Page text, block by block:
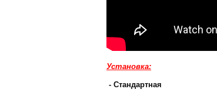
Установка:
- Стандартная